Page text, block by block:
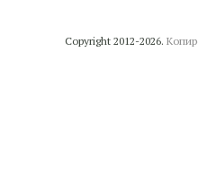
Copyright 2012-2026.